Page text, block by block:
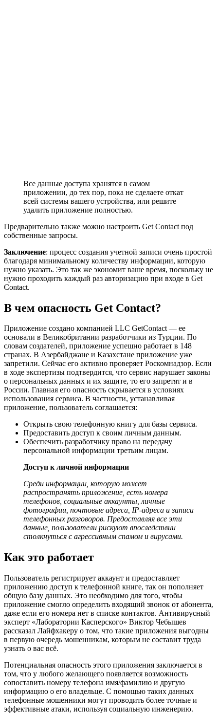
Все данные доступа хранятся в самом
приложении, до тех пор, пока не сделаете откат
всей системы вашего устройства, или решите
удалить приложение полностью.
Предварительно также можно настроить Get Contact под
собственные запросы.
Заключение: процесс создания учетной записи очень простой
благодаря минимальному количеству информации, которую
нужно указать. Это так же экономит ваше время, поскольку не
нужно проходить каждый раз авторизацию при входе в Get
Contact.
В чем опасность Get Contact?
Приложение создано компанией LLC GetContact — ее
основали в Великобритании разработчики из Турции. По
словам создателей, приложение успешно работает в 148
странах. В Азербайджане и Казахстане приложение уже
запретили. Сейчас его активно проверяет Роскомнадзор. Если
в ходе экспертизы подтвердится, что сервис нарушает законы
о персональных данных и их защите, то его запретят и в
России. Главная его опасность скрывается в условиях
использования сервиса. В частности, устанавливая
приложение, пользователь соглашается:
Открыть свою телефонную книгу для базы сервиса.
Предоставить доступ к своим личным данным.
Обеспечить разработчику право на передачу
персональной информации третьим лицам.
Доступ к личной информации
Среди информации, которую может
распространять приложение, есть номера
телефонов, социальные аккаунты, личные
фотографии, почтовые адреса, IP-адреса и записи
телефонных разговоров. Предоставляя все эти
данные, пользователи рискуют впоследствии
столкнуться с агрессивным спамом и вирусами.
Как это работает
Пользователь регистрирует аккаунт и предоставляет
приложению доступ к телефонной книге, так он пополняет
общую базу данных. Это необходимо для того, чтобы
приложение смогло определить входящий звонок от абонента,
даже если его номера нет в списке контактов. Антивирусный
эксперт «Лаборатории Касперского» Виктор Чебышев
рассказал Лайфхакеру о том, что такие приложения выгодны
в первую очередь мошенникам, которым не составит труда
узнать о вас всё.
Потенциальная опасность этого приложения заключается в
том, что у любого желающего появляется возможность
сопоставить номеру телефона имя/фамилию и другую
информацию о его владельце. С помощью таких данных
телефонные мошенники могут проводить более точные и
эффективные атаки, используя социальную инженерию.